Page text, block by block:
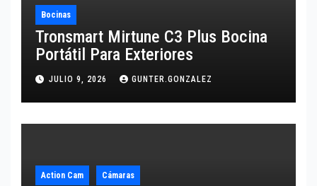
Bocinas
Tronsmart Mirtune C3 Plus Bocina
Portátil Para Exteriores
JULIO 9, 2026 GUNTER.GONZALEZ
Action Cam Cámaras